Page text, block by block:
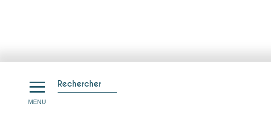
principal
Rechercher
MENU